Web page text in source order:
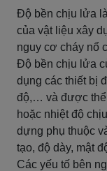
Độ bền chịu lửa
của vật liệu xây
nguy cơ cháy nổ
Độ bền chịu lửa
dụng các thiết bị
độ,… và được
hoặc nhiệt độ
dựng phụ thuộc
tạo, độ dày, mật
Các yếu tố bên